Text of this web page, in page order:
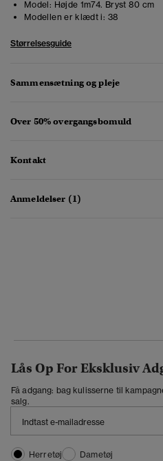
Model: Højde 1m74. Bryst 80 cm
Modellen er klædt i: 38
Størrelsesguide
Sammensætning og pleje
Over 50% overgangsbomuld
Kontakt
Anmeldelser (1)
Lås Op For Eksklusiv
Få adgang: bag kulisserne til
salg.
Herretøj
Dametøj